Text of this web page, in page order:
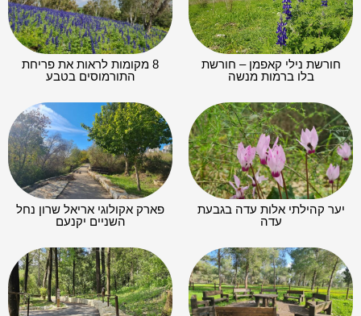
חורשת נילי קאפמן – חורשת
בלו ברמות מנשה
8 מקומות לראות את פריחת
התורמוסים בטבע
יער קהילתי אלות עדה בגבעת
עדה
פארק אקולוגי אריאל שרון נחל
השניים יקנעם